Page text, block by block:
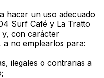
hacer un uso adecuado
Surf Café y La Tratto
y, con carácter
no emplearlos para:
ilegales o contrarias a